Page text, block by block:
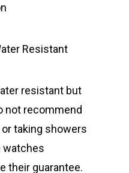
Resistant
resistant but
not recommend
taking showers
watches
their guarantee.